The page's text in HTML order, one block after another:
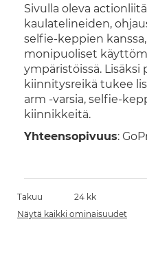
Sivulla oleva
kaulatelineiden,
selfie-keppien
monipuoliset
ympäristöissä. Lisäksi
kiinnitysreikä tukee
arm -varsia, selfie-
kiinnikkeitä.
Yhteensopivuus:
Takuu
24 kk
Näytä kaikki ominaisuudet